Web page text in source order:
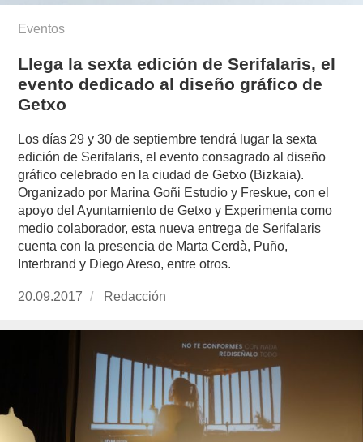
Eventos
Llega la sexta edición de Serifalaris, el
evento dedicado al diseño gráfico de
Getxo
Los días 29 y 30 de septiembre tendrá lugar la sexta
edición de Serifalaris, el evento consagrado al diseño
gráfico celebrado en la ciudad de Getxo (Bizkaia).
Organizado por Marina Goñi Estudio y Freskue, con el
apoyo del Ayuntamiento de Getxo y Experimenta como
medio colaborador, esta nueva entrega de Serifalaris
cuenta con la presencia de Marta Cerdà, Puño,
Interbrand y Diego Areso, entre otros.
Publicado
20.09.2017 https://www.experimenta.es/author/redaccion/
Redacción